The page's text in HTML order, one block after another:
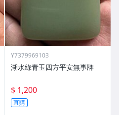
Y7379969103
湖水綠青玉四方平安無事牌
$ 1,200
直購